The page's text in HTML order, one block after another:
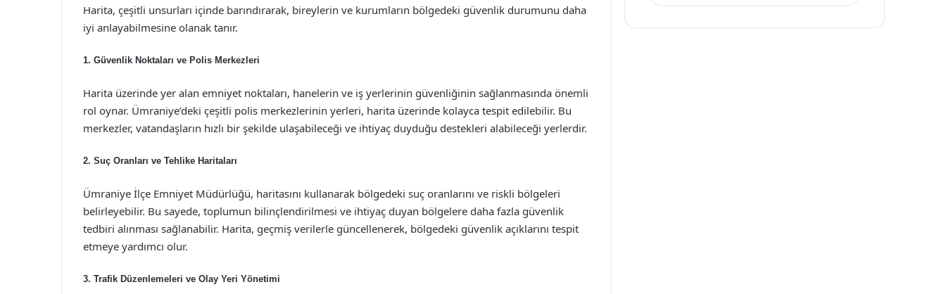
Harita, çeşitli unsurları içinde barındırarak, bireylerin ve kurumların bölgedeki güvenlik durumunu daha
iyi anlayabilmesine olanak tanır.
1. Güvenlik Noktaları ve Polis Merkezleri
Harita üzerinde yer alan emniyet noktaları, hanelerin ve iş yerlerinin güvenliğinin sağlanmasında önemli
rol oynar. Ümraniye’deki çeşitli polis merkezlerinin yerleri, harita üzerinde kolayca tespit edilebilir. Bu
merkezler, vatandaşların hızlı bir şekilde ulaşabileceği ve ihtiyaç duyduğu destekleri alabileceği yerlerdir.
2. Suç Oranları ve Tehlike Haritaları
Ümraniye İlçe Emniyet Müdürlüğü, haritasını kullanarak bölgedeki suç oranlarını ve riskli bölgeleri
belirleyebilir. Bu sayede, toplumun bilinçlendirilmesi ve ihtiyaç duyan bölgelere daha fazla güvenlik
tedbiri alınması sağlanabilir. Harita, geçmiş verilerle güncellenerek, bölgedeki güvenlik açıklarını tespit
etmeye yardımcı olur.
3. Trafik Düzenlemeleri ve Olay Yeri Yönetimi